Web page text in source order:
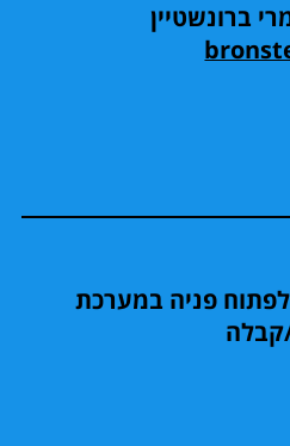
ברונשטיין
פניה במערכת
קבלה